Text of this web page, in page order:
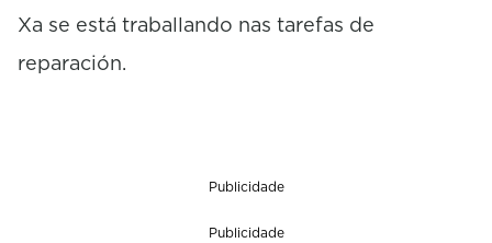
Xa se está traballando nas tarefas de
reparación.
Publicidade
Publicidade